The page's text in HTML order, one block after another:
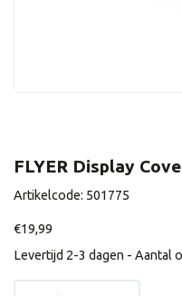
FLYER Display
Artikelcode: 501775
€19,99
Levertijd 2-3 dagen - Aantal